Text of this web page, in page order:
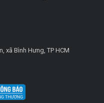
xã Bình Hưng, TP HCM